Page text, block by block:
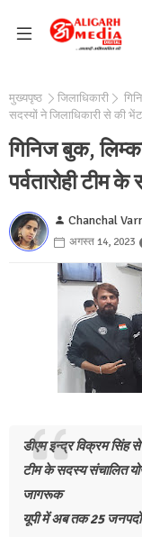
मुख्यपृष्ठ जिलाधिकारी
सदस्यों ने जिलाधिकारी से की भेंट
गिनिज बुक,
पर्वतारोही टीम
Chanchal
अगस्त 14, 2023
डीएम इन्द्र विक्रम सिंह
टीम के सदस्य संचालित
जागरूक
यूपी में अब तक 25